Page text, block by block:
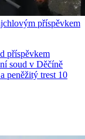
příspěvkem
příspěvkem
soud v Děčíně
peněžitý trest 10